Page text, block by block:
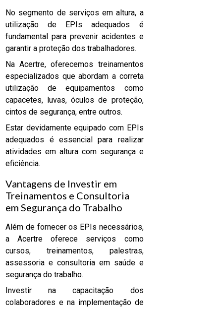
No segmento de serviços em altura, a
utilização de EPIs adequados é
fundamental para prevenir acidentes e
garantir a proteção dos trabalhadores.
Na Acertre, oferecemos treinamentos
especializados que abordam a correta
utilização de equipamentos como
capacetes, luvas, óculos de proteção,
cintos de segurança, entre outros.
Estar devidamente equipado com EPIs
adequados é essencial para realizar
atividades em altura com segurança e
eficiência.
Vantagens de Investir em
Treinamentos e Consultoria
em Segurança do Trabalho
Além de fornecer os EPIs necessários,
a Acertre oferece serviços como
cursos, treinamentos, palestras,
assessoria e consultoria em saúde e
segurança do trabalho.
Investir na capacitação dos
colaboradores e na implementação de